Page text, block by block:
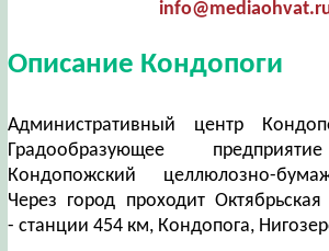
Описание Кондопоги
Административный центр
Градообразующее
Кондопожский целлюлозно-
Через город проходит
- станции 454 км, Кондопога,